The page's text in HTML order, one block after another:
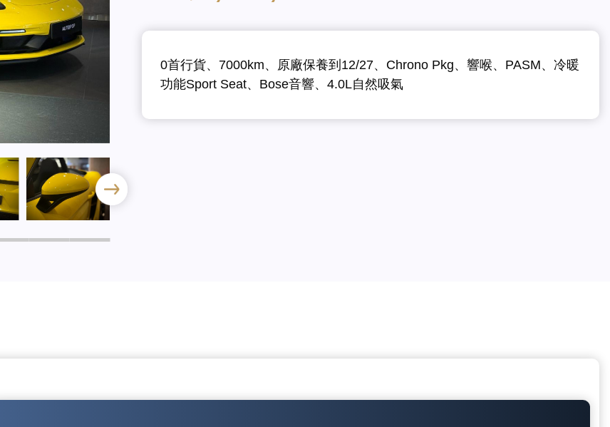
0首行貨、7000km、原廠保養到12/27、Chrono Pkg、響喉、PASM、冷暖
功能Sport Seat、Bose音響、4.0L自然吸氣